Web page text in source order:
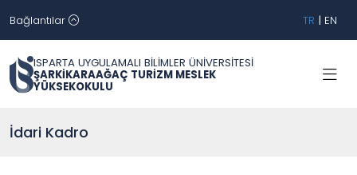
Bağlantılar TR | EN
ISPARTA UYGULAMALI BİLİMLER ÜNİVERSİTESİ
ŞARKİKARAAĞAÇ TURİZM MESLEK
YÜKSEKOKULU
İdari Kadro